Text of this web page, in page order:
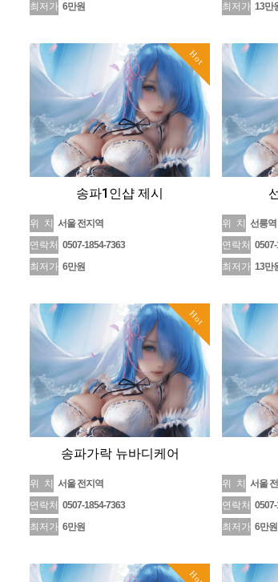
최저가 6만원
최저가 13만
Hot
송파1인샵 제시
위 치
서울 전지역
연락처 0507-1854-7363
최저가 6만원
위 치
선릉역
연락처
최저가 13만
Hot
송파가락 뉴바디케어
위 치
서울 전지역
연락처 0507-1854-7363
최저가 6만원
위 치
서울
연락처
최저가 6만원
Hot